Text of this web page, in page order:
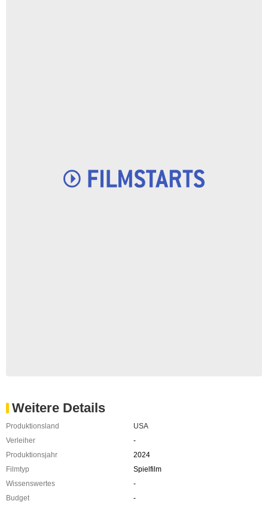
Weitere Details
Produktionsland
USA
Verleiher
-
Produktionsjahr
2024
Filmtyp
Spielfilm
Wissenswertes
-
Budget
-